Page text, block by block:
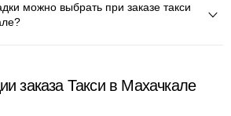
можно выбрать при заказе такси
заказа Такси в Махачкале